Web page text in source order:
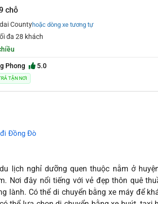
chỗ
Countyhoặc dòng xe tương tự
đa 28 khách
Phong 5.0
TẬN NƠI
Đồng Đò
lịch nghỉ dưỡng quen thuộc nằm ở
Nơi đây nổi tiếng với vẻ đẹp thôn quê
lành. Có thể di chuyển bằng xe máy để